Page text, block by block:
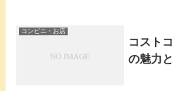
コンビニ・お店
コスト
の魅力